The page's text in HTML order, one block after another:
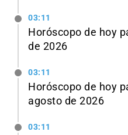
03:11
Horóscopo de hoy
de 2026
03:11
Horóscopo de hoy
agosto de 2026
03:11